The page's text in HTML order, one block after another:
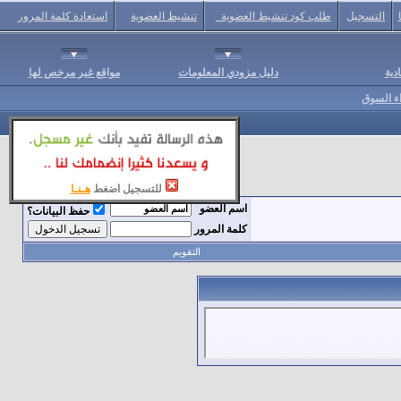
للتسجيل اضغط هـنـا
التسجيل طلب كود تنشيط العضوية تنشيط العضوية استعادة كلمة المرور
دليل مزودي المعلومات مواقع غير مرخص لها
السوق
اسم العضو
حفظ البيانات؟
كلمة المرور
التقويم